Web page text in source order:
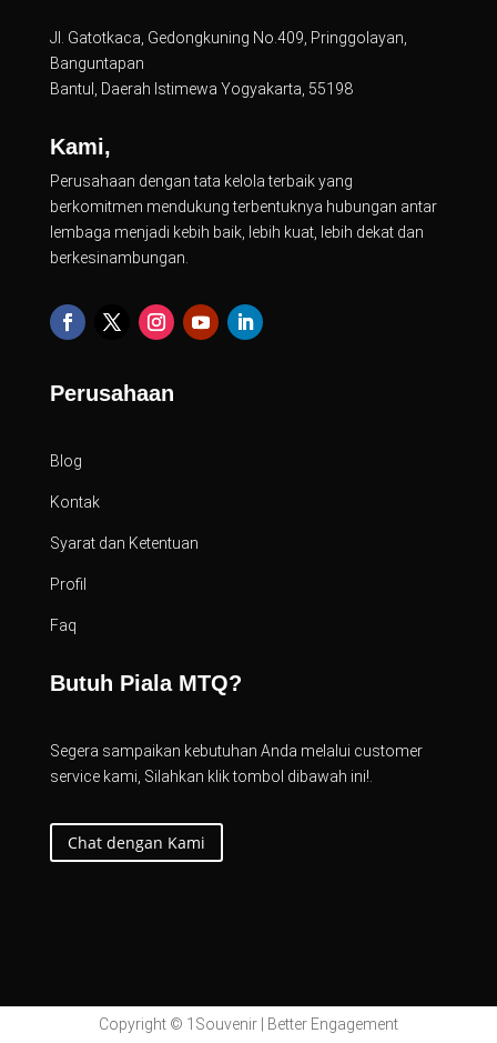
Jl. Gatotkaca, Gedongkuning No.409, Pringgolayan,
Banguntapan
Bantul, Daerah Istimewa Yogyakarta, 55198
Kami,
Perusahaan dengan tata kelola terbaik yang
berkomitmen mendukung terbentuknya hubungan antar
lembaga menjadi kebih baik, lebih kuat, lebih dekat dan
berkesinambungan.
Perusahaan
Blog
Kontak
Syarat dan Ketentuan
Profil
Faq
Butuh Piala MTQ?
Segera sampaikan kebutuhan Anda melalui customer
service kami, Silahkan klik tombol dibawah ini!.
Chat dengan Kami
Copyright © 1Souvenir | Better Engagement